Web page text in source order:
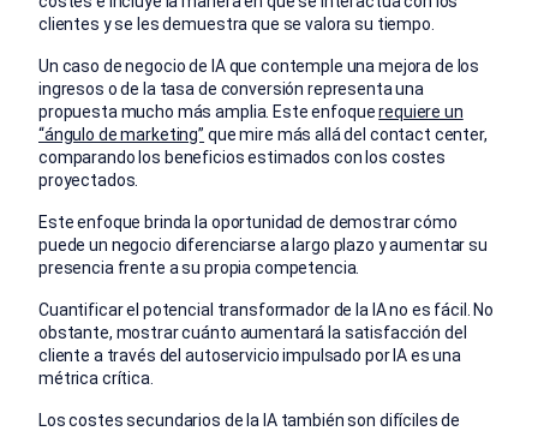
clientes y se les demuestra que se valora su tiempo.
Un caso de negocio de IA que contemple una mejora de los
ingresos o de la tasa de conversión representa una
propuesta mucho más amplia. Este enfoquerequiere un
“ángulo de marketing” que mire más allá del contact center,
comparando los beneficios estimados con los costes
proyectados.
Este enfoque brinda la oportunidad de demostrar cómo
puede un negocio diferenciarse a largo plazo y aumentar su
presencia frente a su propia competencia.
Cuantificar el potencial transformador de la IA no es fácil. No
obstante, mostrar cuánto aumentará la satisfacción del
cliente a través del autoservicio impulsado por IA es una
métrica crítica.
Los costes secundarios de la IA también son difíciles de